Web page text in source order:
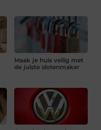
Maak je huis veilig met
de juiste slotenmaker